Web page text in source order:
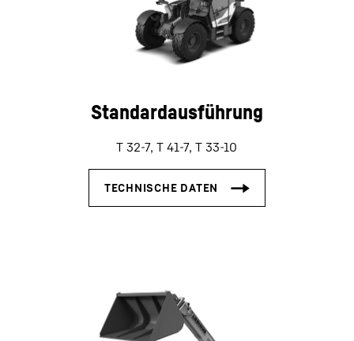
Standardausführung
T 32-7, T 41-7, T 33-10